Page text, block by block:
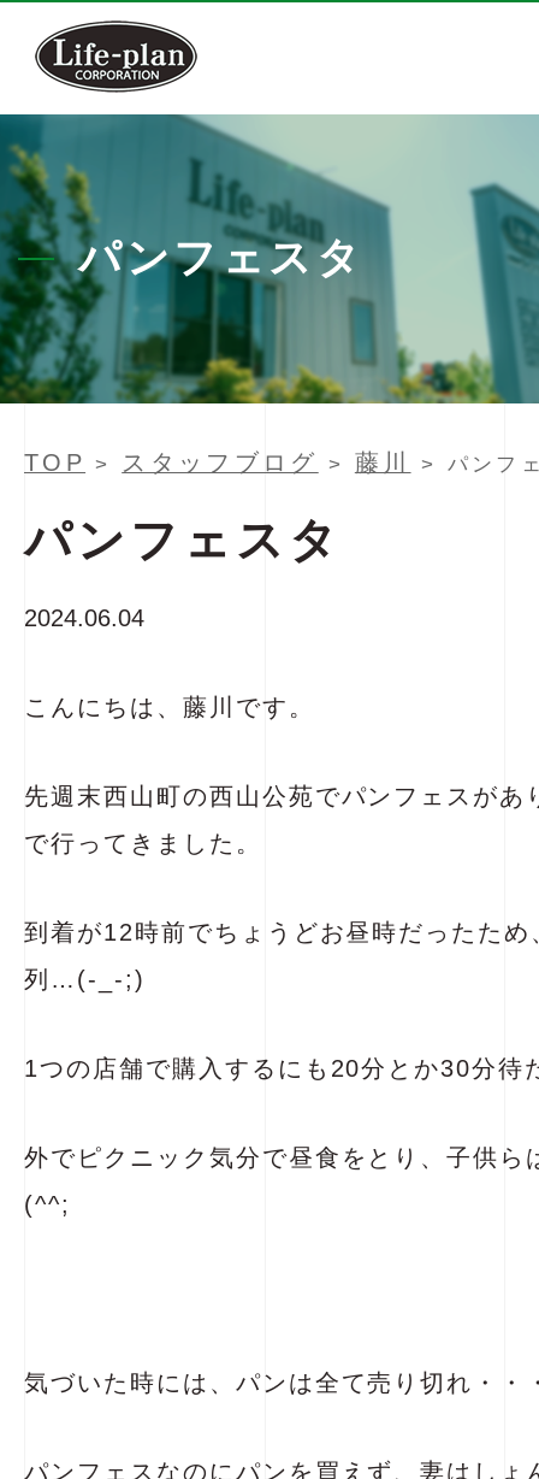
パンフェスタ
TOP > スタッフブログ > 藤川 > パンフ
パンフェスタ
2024.06.04
こんにちは、藤川です。
先週末西山町の西山公苑でパンフェスがあ
で行ってきました。
到着が12時前でちょうどお昼時だったた
列…(-_-;)
1つの店舗で購入するにも20分とか30分待
外でピクニック気分で昼食をとり、子供ら
(^^;
気づいた時には、パンは全て売り切れ・・
パンフェスなのにパンを買えず、妻はしょ